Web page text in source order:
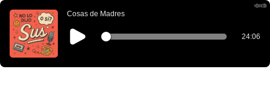
Cosas de Madres
24:06